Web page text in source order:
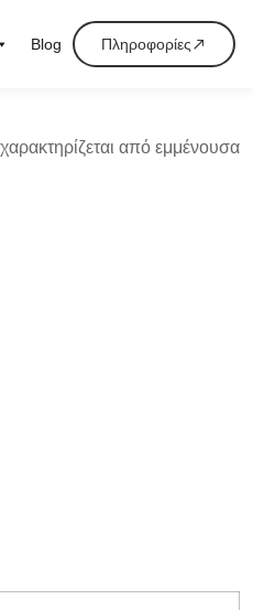
Blog Πληροφορίες
από εμμένουσα